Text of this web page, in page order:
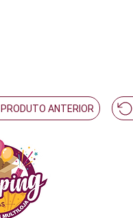
PRODUTO ANTERIOR